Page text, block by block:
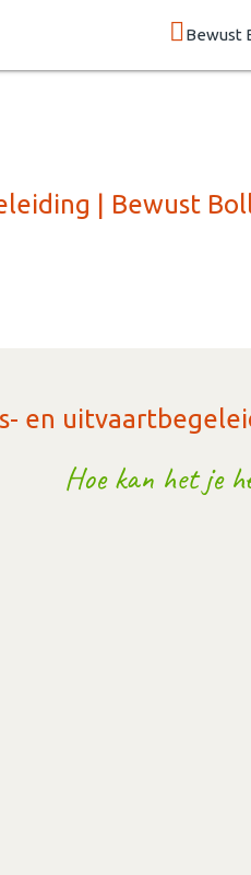
Bewust
| Bewust
en
Hoe kan het je